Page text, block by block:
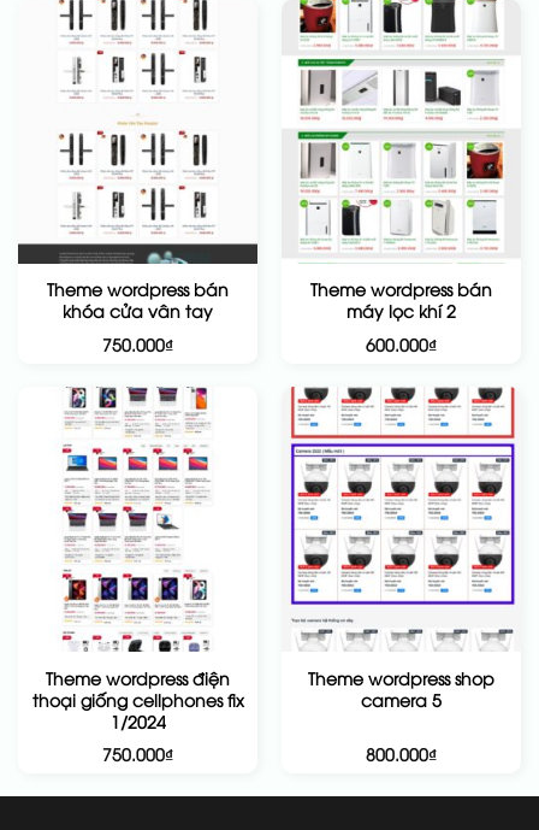
Theme wordpress bán
khóa cửa vân tay
750.000₫
Theme wordpress bán
máy lọc khí 2
600.000₫
Theme wordpress điện
thoại giống cellphones fix
1/2024
750.000₫
Theme wordpress shop
camera 5
800.000₫